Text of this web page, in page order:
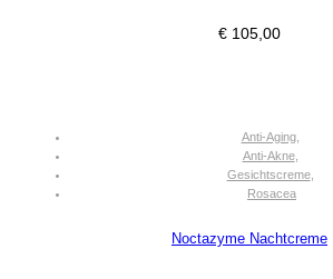
€ 105,00
Anti-Aging,
Anti-Akne,
Gesichtscreme,
Rosacea
Noctazyme Nachtcreme